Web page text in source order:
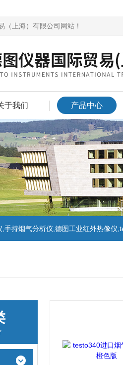
（上海）有限公司网站！
于我们 产品中心
,手持烟气分析仪,德图工业红外热像仪